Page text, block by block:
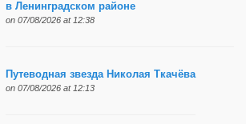
в Ленинградском районе
on 07/08/2026 at 12:38
Путеводная звезда Николая Ткачёва
on 07/08/2026 at 12:13